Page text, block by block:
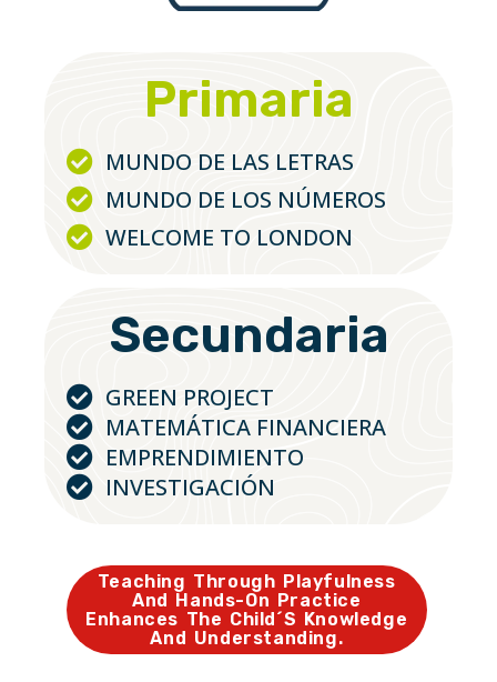
Primaria
MUNDO DE LAS LETRAS
MUNDO DE LOS NÚMEROS
WELCOME TO LONDON
Secundaria
GREEN PROJECT
MATEMÁTICA FINANCIERA
EMPRENDIMIENTO
INVESTIGACIÓN
Teaching Through Playfulness
And Hands-On Practice
Enhances The Child´s Knowledge
And Understanding.